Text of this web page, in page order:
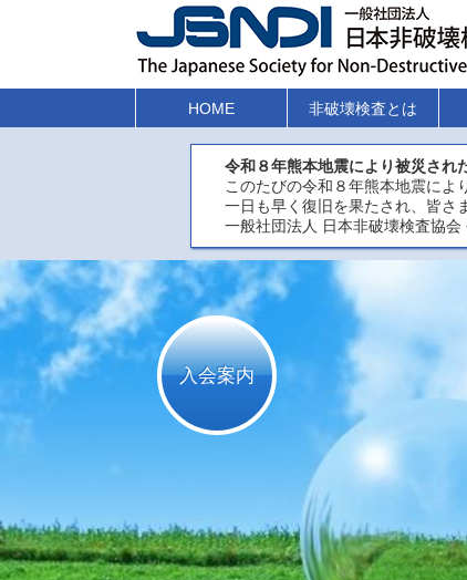
HOME 非破壊検査とは
令和８年熊本地震により被災され
このたびの令和８年熊本地震によ
一日も早く復旧を果たされ、皆さ
一般社団法人 日本非破壊検査協会
入会案内